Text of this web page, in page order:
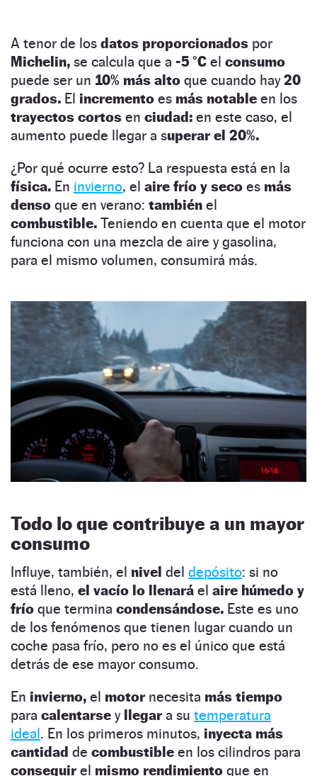
A tenor de los datos proporcionados por
Michelin, se calcula que a -5 °C el consumo
puede ser un 10% más alto que cuando hay20
grados. El incremento es más notable en los
trayectos cortos en ciudad: en este caso, el
aumento puede llegar a superar el 20%.
¿Por qué ocurre esto? La respuesta está en la
física. En invierno, el aire frío y seco es más
denso que en verano: también el
combustible. Teniendo en cuenta que el motor
funciona con una mezcla de aire y gasolina,
para el mismo volumen, consumirá más.
Todo lo que contribuye a un mayor
consumo
Influye, también, el nivel del depósito: si no
está lleno, el vacío lo llenará el aire húmedo y
frío que termina condensándose. Este es uno
de los fenómenos que tienen lugar cuando un
coche pasa frío, pero no es el único que está
detrás de ese mayor consumo.
En invierno, el motornecesita más tiempo
para calentarse y llegara su temperatura
ideal . En los primeros minutos, inyecta más
cantidad de combustible en los cilindros para
conseguirel mismo rendimiento que en